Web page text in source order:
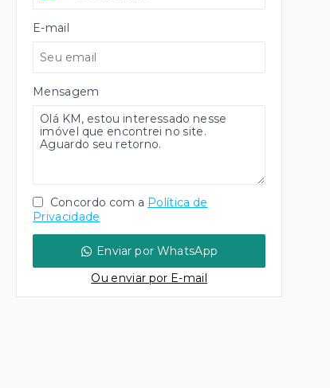
E-mail
Mensagem
Concordo com a Política de
Privacidade
Enviar por WhatsApp
Ou enviar por E-mail